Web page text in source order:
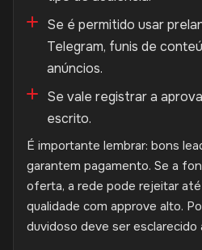
Se é permitido usar
Telegram, funis de
anúncios.
Se vale registrar a
escrito.
É importante lembrar: bons
garantem pagamento. Se a
oferta, a rede pode rejeitar
qualidade com approve alto.
duvidoso deve ser